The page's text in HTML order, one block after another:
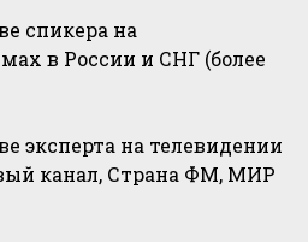
спикера на
в России и СНГ (более
эксперта на телевидении
канал, Страна ФМ, МИР